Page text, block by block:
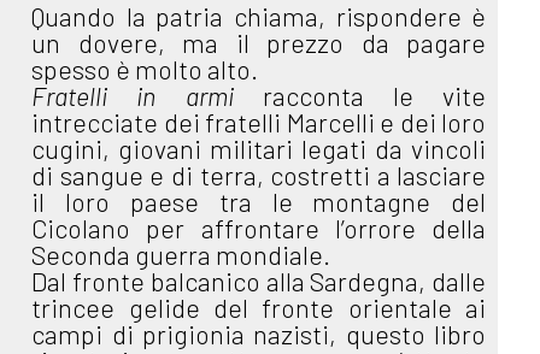
Quando la patria chiama, rispondere è
un dovere, ma il prezzo da pagare
spesso è molto alto.
Fratelli in armiracconta le vite
intrecciate dei fratelli Marcelli e dei loro
cugini, giovani militari legati da vincoli
di sangue e di terra, costretti a lasciare
il loro paese tra le montagne del
Cicolano per affrontare l’orrore della
Seconda guerra mondiale.
Dal fronte balcanico alla Sardegna, dalle
trincee gelide del fronte orientale ai
campi di prigionia nazisti, questo libro